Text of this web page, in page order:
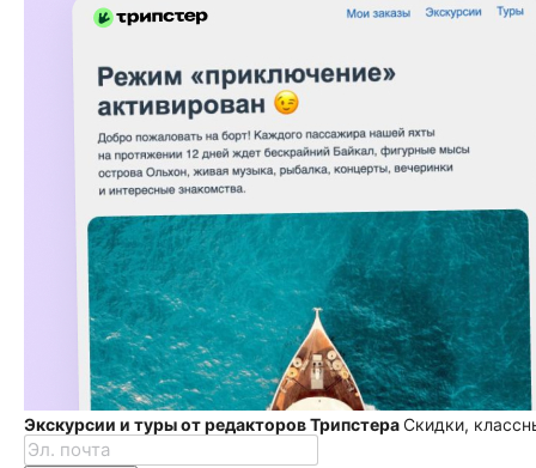
Экскурсии и туры от редакторов ТрипстераСкидки,